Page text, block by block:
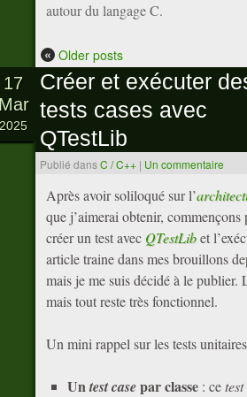
autour du langage C.
« Older posts
Créer et exécuter
tests cases avec
QTestLib
Publié dansC / C++ | Un commentaire
17
2025
Après avoir soliloqué sur l’
que j’aimerai obtenir, commençons
créer un test avec QTestLibet
article traine dans mes brouillons
mais je me suis décidé à le publier.
mais tout reste très fonctionnel.
Un mini rappel sur les tests
Untest casepar classe : ce